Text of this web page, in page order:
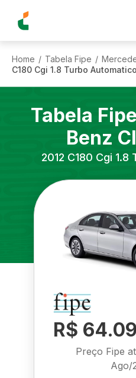
Home / Tabela Fipe /
C180 Cgi 1.8 Turbo Automatico
Tabela Fipe
Benz
2012 C180 Cgi
R$
Preço Fipe
Ago/